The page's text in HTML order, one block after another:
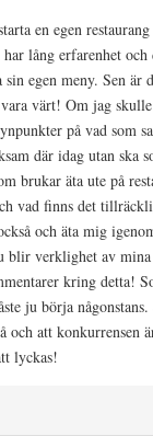
en egen
har lång erfarenhet
sin egen meny. Sen
värt! Om jag
på vad som
där idag utan ska
brukar äta ute på
vad finns det
och äta mig
blir verklighet av
kring detta!
ju börja
och att konkurrensen
lyckas!